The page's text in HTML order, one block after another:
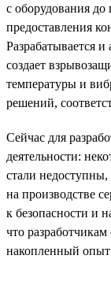
с оборудования
предоставления
Разрабатывается
создает
температуры и
решений,
Сейчас для
деятельности:
стали
на производстве
к безопасности и
что разработчикам
накопленный опыт